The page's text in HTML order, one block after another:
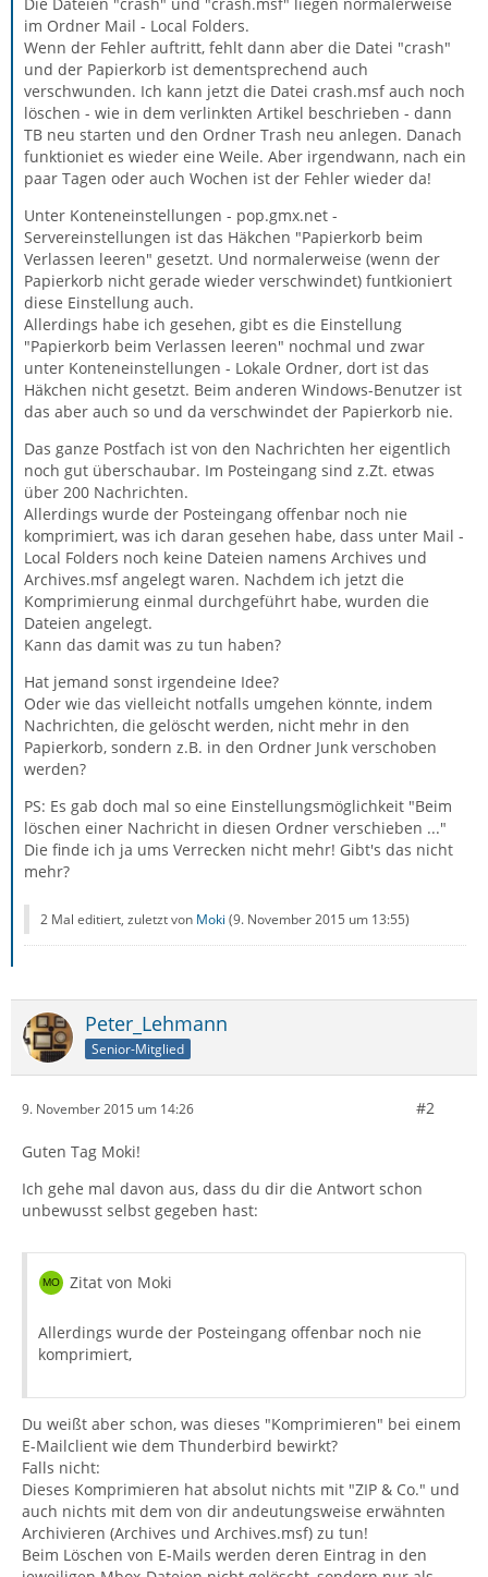
im Ordner Mail - Local Folders.
Wenn der Fehler auftritt, fehlt dann aber die Datei "crash"
und der Papierkorb ist dementsprechend auch
verschwunden. Ich kann jetzt die Datei crash.msf auch noch
löschen - wie in dem verlinkten Artikel beschrieben - dann
TB neu starten und den Ordner Trash neu anlegen. Danach
funktioniet es wieder eine Weile. Aber irgendwann, nach ein
paar Tagen oder auch Wochen ist der Fehler wieder da!
Unter Konteneinstellungen - pop.gmx.net -
Servereinstellungen ist das Häkchen "Papierkorb beim
Verlassen leeren" gesetzt. Und normalerweise (wenn der
Papierkorb nicht gerade wieder verschwindet) funtkioniert
diese Einstellung auch.
Allerdings habe ich gesehen, gibt es die Einstellung
"Papierkorb beim Verlassen leeren" nochmal und zwar
unter Konteneinstellungen - Lokale Ordner, dort ist das
Häkchen nicht gesetzt. Beim anderen Windows-Benutzer ist
das aber auch so und da verschwindet der Papierkorb nie.
Das ganze Postfach ist von den Nachrichten her eigentlich
noch gut überschaubar. Im Posteingang sind z.Zt. etwas
über 200 Nachrichten.
Allerdings wurde der Posteingang offenbar noch nie
komprimiert, was ich daran gesehen habe, dass unter Mail -
Local Folders noch keine Dateien namens Archives und
Archives.msf angelegt waren. Nachdem ich jetzt die
Komprimierung einmal durchgeführt habe, wurden die
Dateien angelegt.
Kann das damit was zu tun haben?
Hat jemand sonst irgendeine Idee?
Oder wie das vielleicht notfalls umgehen könnte, indem
Nachrichten, die gelöscht werden, nicht mehr in den
Papierkorb, sondern z.B. in den Ordner Junk verschoben
werden?
PS: Es gab doch mal so eine Einstellungsmöglichkeit "Beim
löschen einer Nachricht in diesen Ordner verschieben ..."
Die finde ich ja ums Verrecken nicht mehr! Gibt's das nicht
mehr?
2 Mal editiert, zuletzt von Moki (9. November 2015 um 13:55)
Peter_Lehmann
Senior-Mitglied
9. November 2015 um 14:26 #2
Guten Tag Moki!
Ich gehe mal davon aus, dass du dir die Antwort schon
unbewusst selbst gegeben hast:
Zitat von Moki
Allerdings wurde der Posteingang offenbar noch nie
komprimiert,
Du weißt aber schon, was dieses "Komprimieren" bei einem
E-Mailclient wie dem Thunderbird bewirkt?
Falls nicht:
Dieses Komprimieren hat absolut nichts mit "ZIP & Co." und
auch nichts mit dem von dir andeutungsweise erwähnten
Archivieren (Archives und Archives.msf) zu tun!
Beim Löschen von E-Mails werden deren Eintrag in den